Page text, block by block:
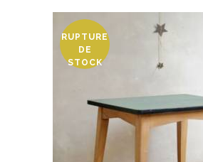
RUPTURE
DE
STOCK